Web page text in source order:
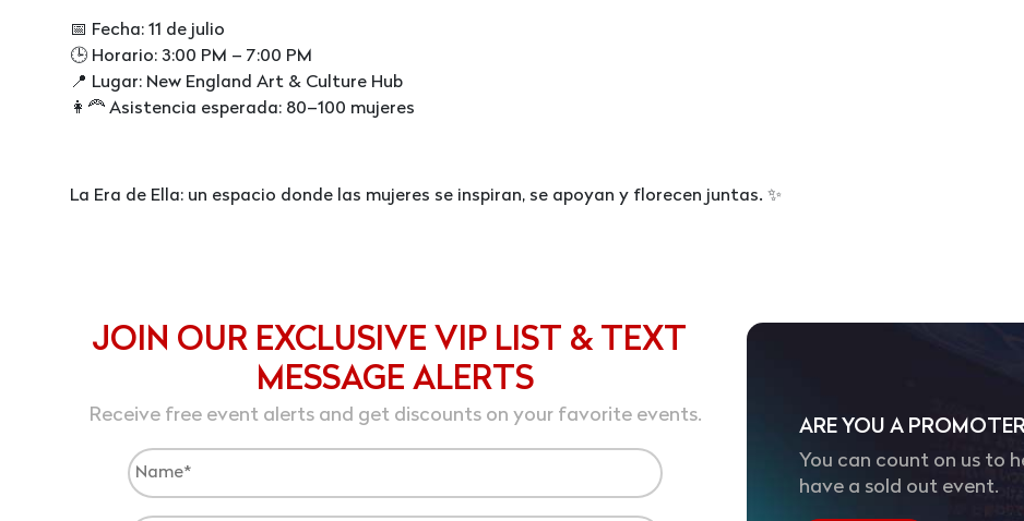
📅 Fecha: 11 de julio
🕒 Horario: 3:00 PM – 7:00 PM
📍 Lugar: New England Art & Culture Hub
👩‍🦰 Asistencia esperada: 80–100 mujeres
La Era de Ella: un espacio donde las mujeres se inspiran, se apoyan y florecen juntas. ✨
JOIN OUR EXCLUSIVE VIP LIST & TEXT
MESSAGE ALERTS
Receive free event alerts and get discounts on your favorite events.
ARE YOU A
You can count on us to
have a sold out event.